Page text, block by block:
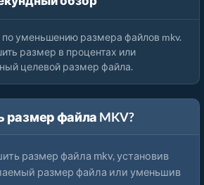
уменьшению размера файлов mkv.
размер в процентах или
целевой размер файла.
размер файла MKV?
размер файла mkv, установив
размер файла или уменьшив